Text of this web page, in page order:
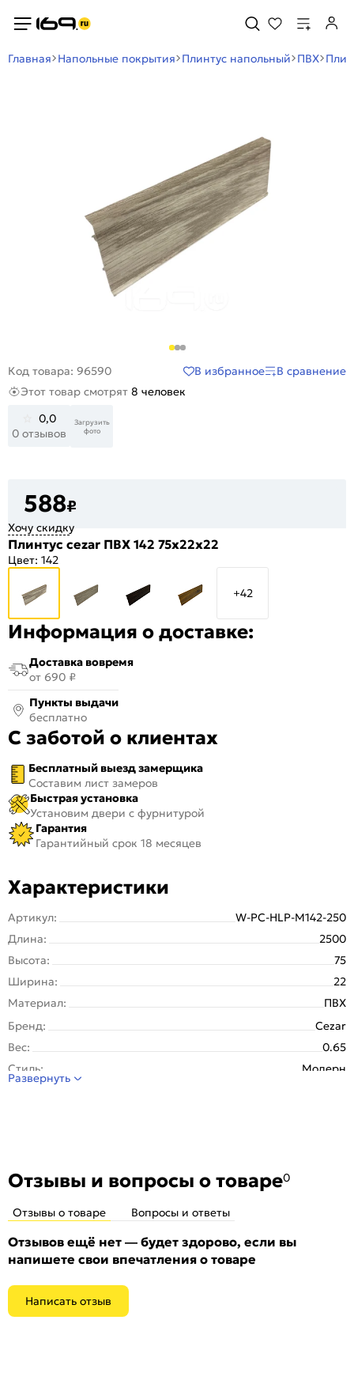
Главная Напольные покрытия Плинтус напольный ПВХ
Код товара: 96590 В избранное
В сравнение
Этот товар смотрят 8 человек
0,0
0 отзывов
Загрузить
фото
588₽
Хочу скидку
Плинтус cezar ПВХ 142 75x22x22
Цвет: 142
+42
Информация о доставке:
Доставка вовремя
от 690 ₽
Пункты выдачи
бесплатно
С заботой о клиентах
Бесплатный выезд замерщика
Составим лист замеров
Быстрая установка
Установим двери с фурнитурой
Гарантия
Гарантийный срок 18 месяцев
Характеристики
Артикул:
W-PC-HLP-M142-250
Длина:
2500
Высота:
75
Ширина:
22
Материал:
ПВХ
Бренд:
Cezar
Вес:
0.65
Стиль:
Модерн
Развернуть
Отзывы и вопросы о товаре0
Отзывы о товаре Вопросы и ответы
Отзывов ещё нет — будет здорово, если вы
напишете свои впечатления о товаре
Написать отзыв